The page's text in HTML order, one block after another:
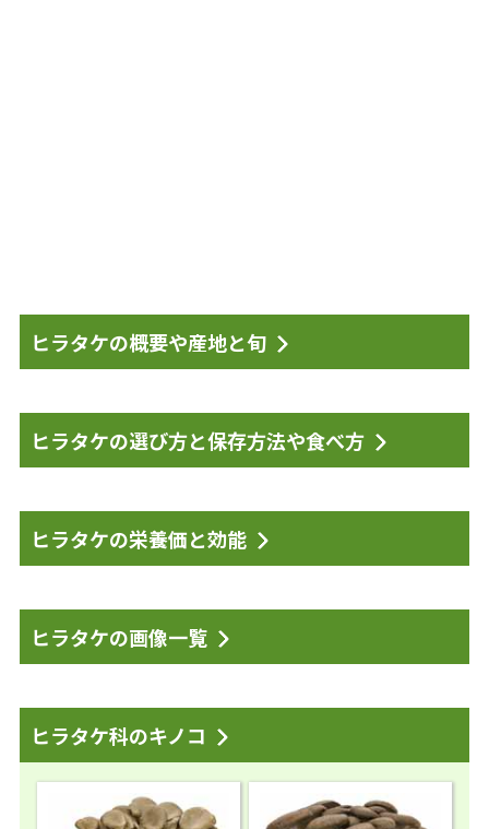
ヒラタケの概要や産地と旬
ヒラタケの選び方と保存方法や食べ方
ヒラタケの栄養価と効能
ヒラタケの画像一覧
ヒラタケ科のキノコ